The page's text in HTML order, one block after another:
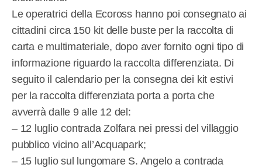
Le operatrici della Ecoross hanno poi consegnato ai
cittadini circa 150 kit delle buste per la raccolta di
carta e multimateriale, dopo aver fornito ogni tipo di
informazione riguardo la raccolta differenziata. Di
seguito il calendario per la consegna dei kit estivi
per la raccolta differenziata porta a porta che
avverrà dalle 9 alle 12 del:
– 12 luglio contrada Zolfara nei pressi del villaggio
pubblico vicino all’Acquapark;
– 15 luglio sul lungomare S. Angelo a contrada